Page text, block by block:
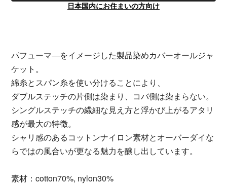
日本国内にお住まいの方向け
パフューマ―をイメージした製品染めカバーオールジャ
ケット。
綿糸とスパン糸を使い分けることにより、
ダブルステッチの片側は染まり、コバ側は染まらない。
シングルステッチの繊細な見え方と浮かび上がるアタリ
感が最大の特徴。
シャリ感のあるコットンナイロン素材とオーバーダイな
らではの風合いが更なる魅力を醸し出しています。
素材：cotton70%, nylon30%